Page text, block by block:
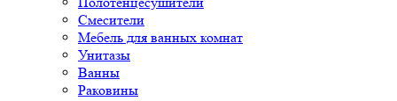
Смесители
Мебель для ванных комнат
Унитазы
Ванны
Раковины